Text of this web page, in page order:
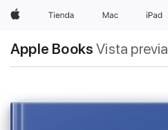
AppleTienda Mac iPad
Apple Books Vista previa